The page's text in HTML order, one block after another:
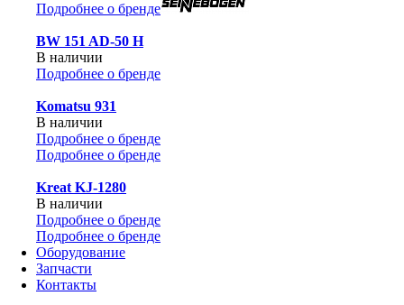
Подробнее о бренде
BW 151 AD-50 H
В наличии
Подробнее о бренде
Komatsu 931
В наличии
Подробнее о бренде
Подробнее о бренде
Kreat KJ-1280
В наличии
Подробнее о бренде
Подробнее о бренде
Оборудование
Запчасти
Контакты